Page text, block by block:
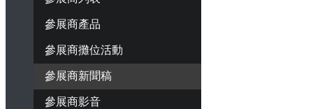
參展商產品
參展商攤位活動
參展商新聞稿
參展商影音